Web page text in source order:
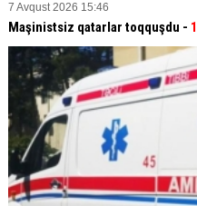
7 Avqust 2026 15:46
Maşinistsiz qatarlar toqquşdu -